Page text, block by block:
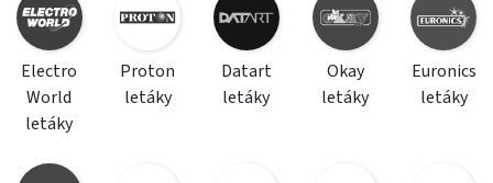
Electro
World
letáky
Proton
letáky
Datart
letáky
Okay
letáky
Euronics
letáky